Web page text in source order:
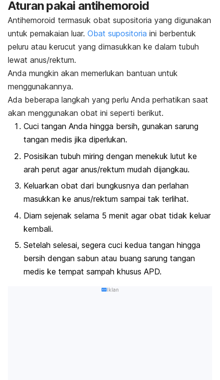
Aturan pakai antihemoroid
Antihemoroid termasuk obat supositoria yang digunakan
untuk pemakaian luar. Obat supositoria ini berbentuk
peluru atau kerucut yang dimasukkan ke dalam tubuh
lewat anus/rektum.
Anda mungkin akan memerlukan bantuan untuk
menggunakannya.
Ada beberapa langkah yang perlu Anda perhatikan saat
akan menggunakan obat ini seperti berikut.
Cuci tangan Anda hingga bersih, gunakan sarung
tangan medis jika diperlukan.
Posisikan tubuh miring dengan menekuk lutut ke
arah perut agar anus/rektum mudah dijangkau.
Keluarkan obat dari bungkusnya dan perlahan
masukkan ke anus/rektum sampai tak terlihat.
Diam sejenak selama 5 menit agar obat tidak keluar
kembali.
Setelah selesai, segera cuci kedua tangan hingga
bersih dengan sabun atau buang sarung tangan
medis ke tempat sampah khusus APD.
Iklan